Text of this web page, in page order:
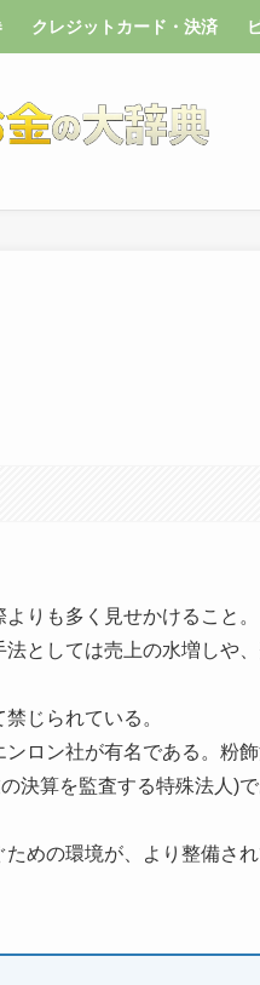
クレジットカード・決済
りも多く見せかけること。
としては売上の水増しや、
じられている。
ロン社が有名である。粉
決算を監査する特殊法人)
めの環境が、より整備さ